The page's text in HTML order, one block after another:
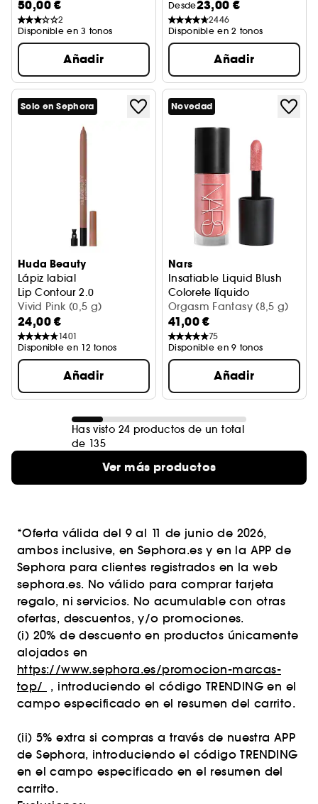
50,00 €
2
Disponible en 3 tonos
Añadir
Desde23,00 €
2446
Disponible en 2 tonos
Añadir
Solo en Sephora
Huda Beauty
Lápiz labial
Lip Contour 2.0
Vivid Pink (0,5 g)
24,00 €
1401
Disponible en 12 tonos
Añadir
Novedad
Nars
Insatiable Liquid Blush
Colorete líquido
Orgasm Fantasy (8,5 g)
41,00 €
75
Disponible en 9 tonos
Añadir
Has visto 24 productos de un total
de 135
Ver más productos
*Oferta válida del 9 al 11 de junio de 2026,
ambos inclusive, en Sephora.es y en la APP de
Sephora para clientes registrados en la web
sephora.es. No válido para comprar tarjeta
regalo, ni servicios. No acumulable con otras
ofertas, descuentos, y/o promociones.
(i) 20% de descuento en productos únicamente
alojados en
https://www.sephora.es/promocion-marcas-
top/
, introduciendo el código TRENDING en el
campo especificado en el resumen del carrito.
(ii) 5% extra si compras a través de nuestra APP
de Sephora, introduciendo el código TRENDING
en el campo especificado en el resumen del
carrito.